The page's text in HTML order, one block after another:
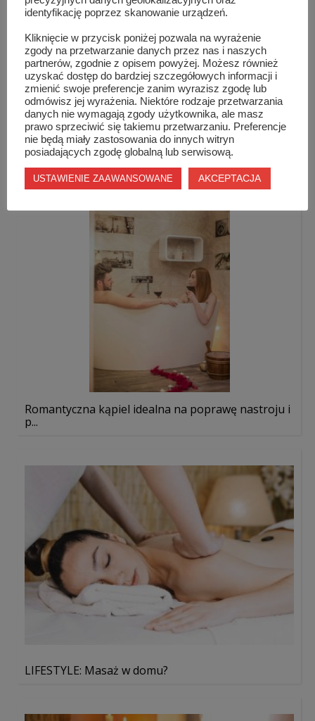
orzechów, pestek i nasion. Możemy samodzielnie
komponować różne mieszanki i testować smak musli.
Koniecznie trzeba także dodać świeże lub suszone
owoce, aby otrzymać naprawdę wartościowe i zdrowe
musli. Tak przygotowana potrawa przyniesie same
korzyści naszemu zdrowiu.
Podobne wpisy
Romantyczna kąpiel idealna na poprawę nastroju i
p...
LIFESTYLE: Masaż w domu?
identyfikację poprzez skanowanie urządzeń.
Kliknięcie w przycisk poniżej pozwala na wyrażenie
zgody na przetwarzanie danych przez nas i naszych
partnerów, zgodnie z opisem powyżej. Możesz również
uzyskać dostęp do bardziej szczegółowych informacji i
zmienić swoje preferencje zanim wyrazisz zgodę lub
odmówisz jej wyrażenia. Niektóre rodzaje przetwarzania
danych nie wymagają zgody użytkownika, ale masz
prawo sprzeciwić się takiemu przetwarzaniu. Preferencje
nie będą miały zastosowania do innych witryn
posiadających zgodę globalną lub serwisową.
USTAWIENIE ZAAWANSOWANE AKCEPTACJA